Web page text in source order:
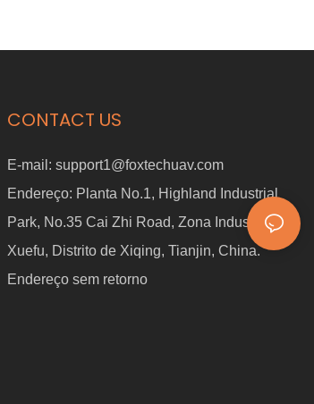
CONTACT US
E-mail: support1@foxtechuav.com
Endereço: Planta No.1, Highland Industrial
Park, No.35 Cai Zhi Road, Zona Industrial de
Xuefu, Distrito de Xiqing, Tianjin, China.
Endereço sem retorno